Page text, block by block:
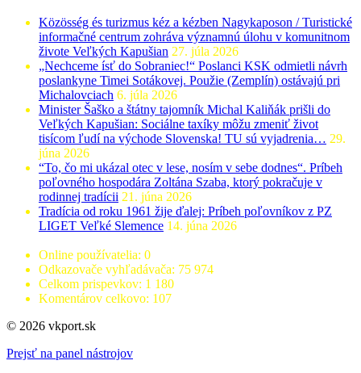
Közösség és turizmus kéz a kézben Nagykaposon / Turistické
informačné centrum zohráva významnú úlohu v komunitnom
živote Veľkých Kapušian 27. júla 2026
„Nechceme ísť do Sobraniec!“ Poslanci KSK odmietli návrh
poslankyne Timei Sotákovej. Použie (Zemplín) ostávajú pri
Michalovciach 6. júla 2026
Minister Šaško a štátny tajomník Michal Kaliňák prišli do
Veľkých Kapušian: Sociálne taxíky môžu zmeniť život
tisícom ľudí na východe Slovenska! TU sú vyjadrenia… 29.
júna 2026
“To, čo mi ukázal otec v lese, nosím v sebe dodnes“. Príbeh
poľovného hospodára Zoltána Szaba, ktorý pokračuje v
rodinnej tradícii 21. júna 2026
Tradícia od roku 1961 žije ďalej: Príbeh poľovníkov z PZ
LIGET Veľké Slemence 14. júna 2026
Online používatelia: 0
Odkazovače vyhľadávača: 75 974
Celkom prispevkov: 1 180
Komentárov celkovo: 107
© 2026 vkport.sk
Prejsť na panel nástrojov